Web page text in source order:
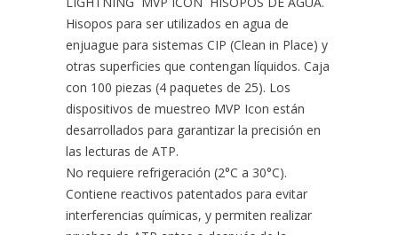
Hisopos para ser utilizados en agua de
enjuague para sistemas CIP (Clean in Place) y
otras superficies que contengan líquidos. Caja
con 100 piezas (4 paquetes de 25). Los
dispositivos de muestreo MVP Icon están
desarrollados para garantizar la precisión en
las lecturas de ATP.
No requiere refrigeración (2°C a 30°C).
Contiene reactivos patentados para evitar
interferencias químicas, y permiten realizar